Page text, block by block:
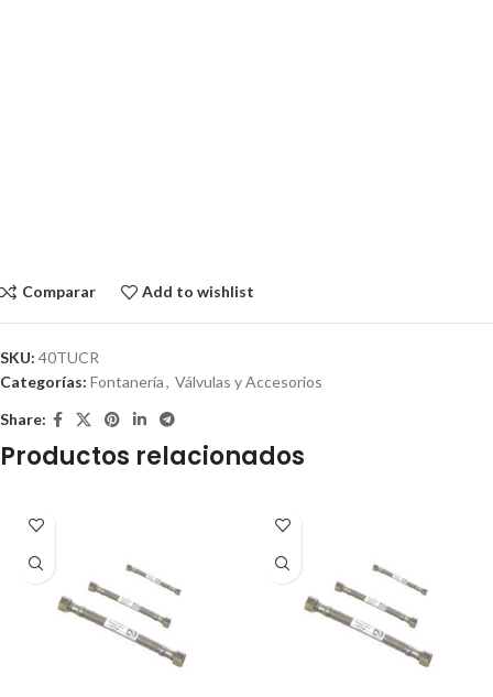
Comparar Add to wishlist
SKU: 40TUCR
Categorías: Fontanería, Válvulas y Accesorios
Share:
Productos relacionados